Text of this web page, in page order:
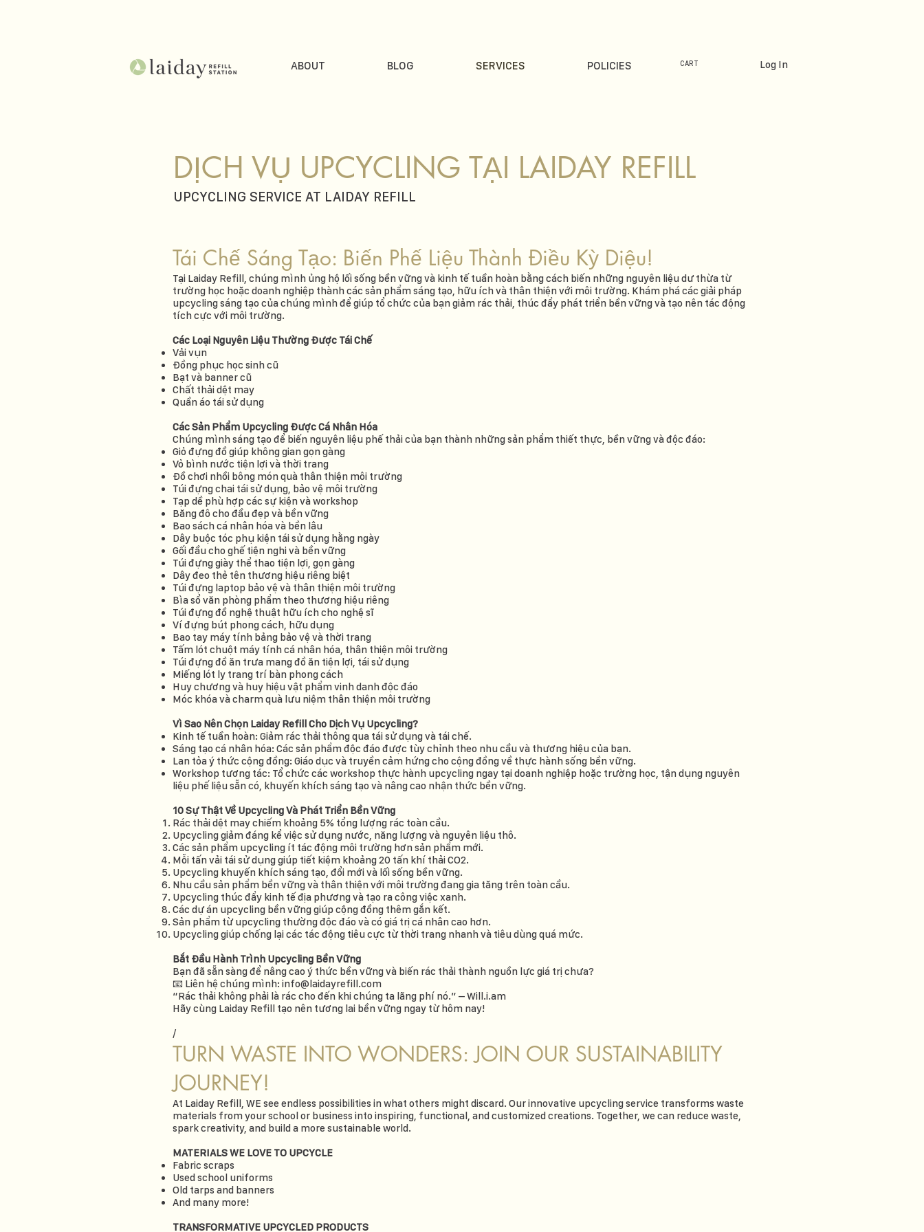
ABOUT BLOG SERVICES POLICIES CART Log In
DỊCH VỤ UPCYCLING TẠI LAIDAY REFILL
UPCYCLING SERVICE AT LAIDAY REFILL
Tái Chế Sáng Tạo: Biến Phế Liệu Thành Điều Kỳ Diệu!
Tại Laiday Refill, chúng mình ủng hộ lối sống bền vững và kinh tế tuần hoàn bằng cách biến những nguyên liệu dư thừa từ
trường học hoặc doanh nghiệp thành các sản phẩm sáng tạo, hữu ích và thân thiện với môi trường. Khám phá các giải pháp
upcycling sáng tạo của chúng mình để giúp tổ chức của bạn giảm rác thải, thúc đẩy phát triển bền vững và tạo nên tác động
tích cực với môi trường.
Các Loại Nguyên Liệu Thường Được Tái Chế
Vải vụn
Đồng phục học sinh cũ
Bạt và banner cũ
Chất thải dệt may
Quần áo tái sử dụng
Các Sản Phẩm Upcycling Được Cá Nhân Hóa
Chúng mình sáng tạo để biến nguyên liệu phế thải của bạn thành những sản phẩm thiết thực, bền vững và độc đáo:
Giỏ đựng đồ giúp không gian gọn gàng
Vỏ bình nước tiện lợi và thời trang
Đồ chơi nhồi bông món quà thân thiện môi trường
Túi đựng chai tái sử dụng, bảo vệ môi trường
Tạp dề phù hợp các sự kiện và workshop
Băng đô cho đầu đẹp và bền vững
Bao sách cá nhân hóa và bền lâu
Dây buộc tóc phụ kiện tái sử dụng hằng ngày
Gối đầu cho ghế tiện nghi và bền vững
Túi đựng giày thể thao tiện lợi, gọn gàng
Dây đeo thẻ tên thương hiệu riêng biệt
Túi đựng laptop bảo vệ và thân thiện môi trường
Bìa sổ văn phòng phẩm theo thương hiệu riêng
Túi đựng đồ nghệ thuật hữu ích cho nghệ sĩ
Ví đựng bút phong cách, hữu dụng
Bao tay máy tính bảng bảo vệ và thời trang
Tấm lót chuột máy tính cá nhân hóa, thân thiện môi trường
Túi đựng đồ ăn trưa mang đồ ăn tiện lợi, tái sử dụng
Miếng lót ly trang trí bàn phong cách
Huy chương và huy hiệu vật phẩm vinh danh độc đáo
Móc khóa và charm quà lưu niệm thân thiện môi trường
Vì Sao Nên Chọn Laiday Refill Cho Dịch Vụ Upcycling?
Kinh tế tuần hoàn: Giảm rác thải thông qua tái sử dụng và tái chế.
Sáng tạo cá nhân hóa: Các sản phẩm độc đáo được tùy chỉnh theo nhu cầu và thương hiệu của bạn.
Lan tỏa ý thức cộng đồng: Giáo dục và truyền cảm hứng cho cộng đồng về thực hành sống bền vững.
Workshop tương tác: Tổ chức các workshop thực hành upcycling ngay tại doanh nghiệp hoặc trường học, tận dụng nguyên
liệu phế liệu sẵn có, khuyến khích sáng tạo và nâng cao nhận thức bền vững.
10 Sự Thật Về Upcycling Và Phát Triển Bền Vững
Rác thải dệt may chiếm khoảng 5% tổng lượng rác toàn cầu.
Upcycling giảm đáng kể việc sử dụng nước, năng lượng và nguyên liệu thô.
Các sản phẩm upcycling ít tác động môi trường hơn sản phẩm mới.
Mỗi tấn vải tái sử dụng giúp tiết kiệm khoảng 20 tấn khí thải CO2.
Upcycling khuyến khích sáng tạo, đổi mới và lối sống bền vững.
Nhu cầu sản phẩm bền vững và thân thiện với môi trường đang gia tăng trên toàn cầu.
Upcycling thúc đẩy kinh tế địa phương và tạo ra công việc xanh.
Các dự án upcycling bền vững giúp cộng đồng thêm gắn kết.
Sản phẩm từ upcycling thường độc đáo và có giá trị cá nhân cao hơn.
Upcycling giúp chống lại các tác động tiêu cực từ thời trang nhanh và tiêu dùng quá mức.
Bắt Đầu Hành Trình Upcycling Bền Vững
Bạn đã sẵn sàng để nâng cao ý thức bền vững và biến rác thải thành nguồn lực giá trị chưa?
📧 Liên hệ chúng mình: info@laidayrefill.com
“Rác thải không phải là rác cho đến khi chúng ta lãng phí nó.” – Will.i.am
Hãy cùng Laiday Refill tạo nên tương lai bền vững ngay từ hôm nay!
/
TURN WASTE INTO WONDERS: JOIN OUR SUSTAINABILITY
JOURNEY!
At Laiday Refill, WE see endless possibilities in what others might discard. Our innovative upcycling service transforms waste
materials from your school or business into inspiring, functional, and customized creations. Together, we can reduce waste,
spark creativity, and build a more sustainable world.
MATERIALS WE LOVE TO UPCYCLE
Fabric scraps
Used school uniforms
Old tarps and banners
And many more!
TRANSFORMATIVE UPCYCLED PRODUCTS